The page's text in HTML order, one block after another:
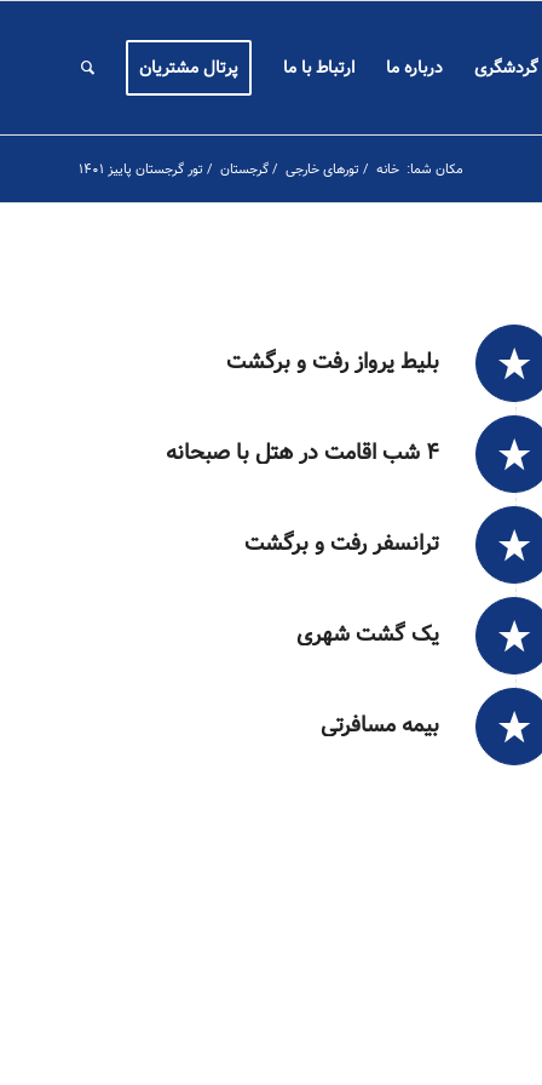
گردشگری درباره ما ارتباط با ما پرتال مشتریان
مکان شما: خانه / تورهای خارجی /گرجستان / تور گرجستان پاییز ۱۴۰۱
بلیط پرواز رفت و برگشت
۴ شب اقامت در هتل با صبحانه
ترانسفر رفت و برگشت
یک گشت شهری
بیمه مسافرتی